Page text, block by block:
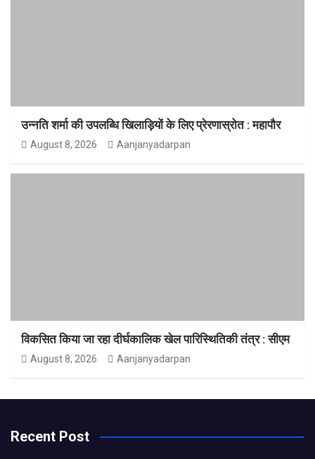
उन्नति शर्मा की उपलब्धि खिलाड़ियों के लिए प्रेरणास्रोत : महापौर
August 8, 2026 Aanjanyadarpan
विकसित किया जा रहा दीर्घकालिक खेल पारिस्थितिकी तंत्र : सीएम
August 8, 2026 Aanjanyadarpan
Recent Post